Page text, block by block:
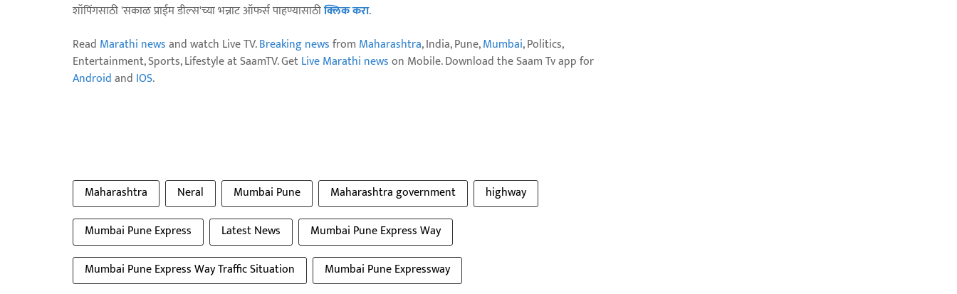
शॉपिंगसाठी 'सकाळ प्राईम डील्स'च्या भन्नाट ऑफर्स पाहण्यासाठीक्लिक करा.
Read Marathi newsand watch Live TV.Breaking newsfrom Maharashtra, India, Pune,Mumbai, Politics,
Entertainment, Sports, Lifestyle at SaamTV. GetLive Marathi newson Mobile. Download the Saam Tv app for
Androidand IOS.
Maharashtra Neral Mumbai Pune Maharashtra government
highway
Mumbai Pune Express
Latest News
Mumbai Pune Express Way
Mumbai Pune Express Way Traffic Situation
Mumbai Pune Expressway